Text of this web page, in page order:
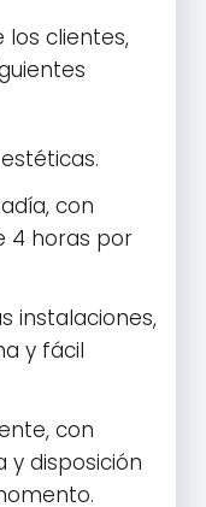
los clientes,
con
4 horas por
instalaciones,
y fácil
con
y disposición